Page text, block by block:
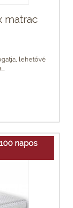
matrac
lehetővé
napos